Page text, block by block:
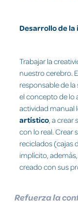
Desarrollo de la
Trabajar la
nuestro cerebro.
responsable de
el concepto de lo
actividad manual
artístico , a
con lo real. Crear
reciclados (cajas
implícito,
creado con sus
Refuerza la